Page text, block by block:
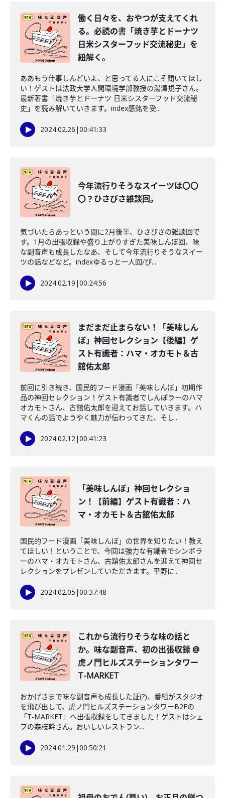
働く日々を、おやつが支えてくれ
る。必読の書「焼き芋とドーナツ
日米シスターフッド交流秘史」を
紐解く。
ああもう仕事しんどいよ、と思ってる人にこそ聞いてほし
い！ゲストは法政大学人間環境学部教授の湯澤規子さん。
最新著書「焼き芋とドーナツ 日米シスターフッド交流秘
史」を読み解いていきます。index感銘を受...
2024.02.26 |00:41:33
今年流行りそうなスイーツは〇〇
〇？ひさびさ雑談回。
気づいたらあっという間に2月後半、ひさびさの雑談回で
す。1月の出張収録や盛り上がりすぎた美味しんぼ回、味
な副音声も成長したなあ、そして今年流行りそうなスイー
ツの話などなど。indexゆるっと一人回/ぴ...
2024.02.19 |00:24:56
まだまだ止まらない！「美味しん
ぼ」神回セレクション【後編】ゲ
スト有識者：ハマ・オカモト＆古
舘佑太郎
前回に引き続き、国民的フード漫画「美味しんぼ」初期作
品の神回セレクション！ゲスト有識者でしんぼラーのハマ
オカモトさん、古舘佑太郎を迎えてお話していきます。ハ
マくんの話でようやく魅力が伝わってきた、そし...
2024.02.12|00:41:23
「美味しんぼ」神回セレクショ
ン！【前編】ゲスト有識者：ハ
マ・オカモト＆古舘佑太郎
国民的フード漫画「美味しんぼ」の世界を知りたい！教え
てほしい！ということで、今回は強力な有識者でシンボラ
ーのハマ・オカモトさん、古舘佑太郎さんを迎えて神回セ
レクションをプレゼンしていただきます。平野に...
2024.02.05 |00:37:48
これから流行りそうな味の話と
か。味な副音声、初の出張収録 @
虎ノ門ヒルズステーションタワー
T-MARKET
おかげさまで味な副音声も成長した証(?)、番組がスタジオ
を飛び出して、虎ノ門ヒルズステーションタワーB2Fの
「T-MARKET」へ出張収録をしてきました！ゲストはシェ
フの森枝幹さん。おいしいレストラン...
2024.01.29 |00:50:21